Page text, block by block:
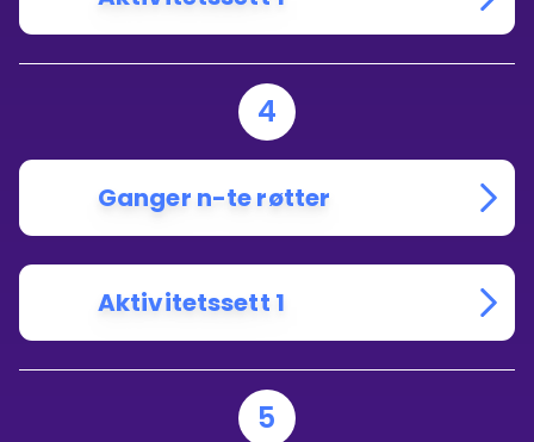
4
Ganger n-te røtter
Aktivitetssett 1
5